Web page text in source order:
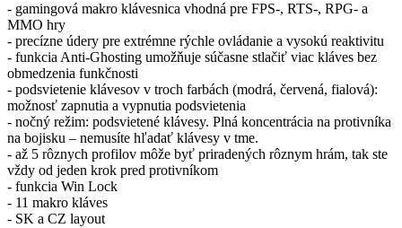
- gamingová makro klávesnica vhodná pre FPS-, RTS-, RPG- a
MMO hry
- precízne údery pre extrémne rýchle ovládanie a vysokú reaktivitu
- funkcia Anti-Ghosting umožňuje súčasne stlačiť viac kláves bez
obmedzenia funkčnosti
- podsvietenie klávesov v troch farbách (modrá, červená, fialová):
možnosť zapnutia a vypnutia podsvietenia
- nočný režim: podsvietené klávesy. Plná koncentrácia na protivníka
na bojisku – nemusíte hľadať klávesy v tme.
- až 5 rôznych profilov môže byť priradených rôznym hrám, tak ste
vždy od jeden krok pred protivníkom
- funkcia Win Lock
- 11 makro kláves
- SK a CZ layout